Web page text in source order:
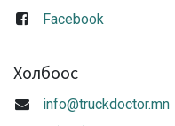
Facebook
Холбоос
info@truckdoctor.mn